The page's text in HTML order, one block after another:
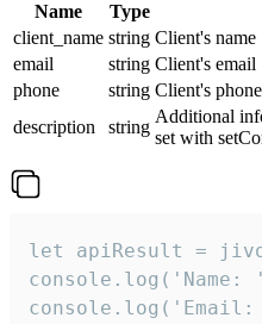
Name Type
client_name string Client's name
email
string Client's email
phone
string Client's
description
string
Additional
set with
let apiResult =